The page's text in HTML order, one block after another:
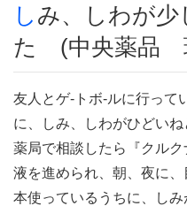
しみ、しわが少し良くなりまし
た (中央薬品
友人とゲ-トボ-ルに行って
に、しみ、しわがひどい
薬局で相談したら『クル
液を進められ、朝、夜に、
本使っているうちに、し